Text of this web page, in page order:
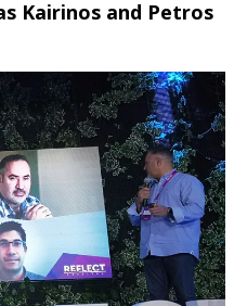
Kairinos and Petros